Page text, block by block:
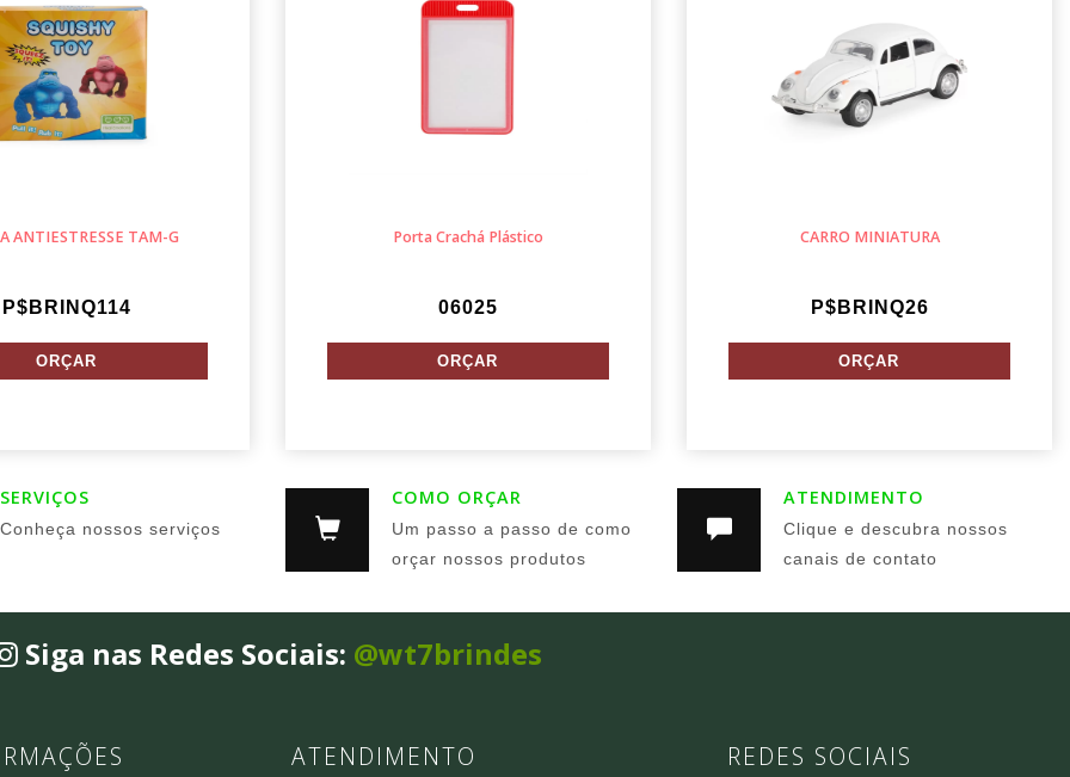
ANTIESTRESSE TAM-G
P$BRINQ114
Porta Crachá Plástico
06025
CARRO MINIATURA
P$BRINQ26
SERVIÇOS
Conheça nossos serviços
COMO ORÇAR
Um passo a passo de como
orçar nossos produtos
ATENDIMENTO
Clique e descubra nossos
canais de contato
Siga nas Redes Sociais: @wt7brindes
ATENDIMENTO REDES SOCIAIS